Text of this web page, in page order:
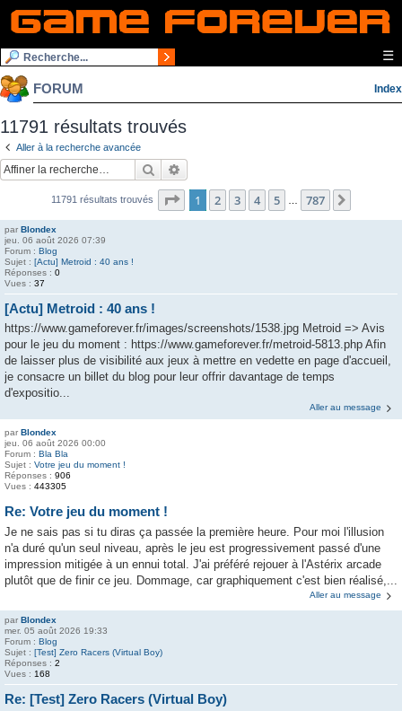
☰
FORUM Index
11791 résultats trouvés
Aller à la recherche avancée
Rechercher
11791 résultats trouvés Page 1sur787
1 2 3 4 5 787
par Blondex
jeu. 06 août 2026 07:39
Forum : Blog
Sujet : [Actu] Metroid : 40 ans !
Réponses : 0
Vues : 37
[Actu] Metroid : 40 ans !
https://www.gameforever.fr/images/screenshots/1538.jpg Metroid => Avis
pour le jeu du moment : https://www.gameforever.fr/metroid-5813.php Afin
de laisser plus de visibilité aux jeux à mettre en vedette en page d'accueil,
je consacre un billet du blog pour leur offrir davantage de temps
d'expositio...
Aller au message
par Blondex
jeu. 06 août 2026 00:00
Forum : Bla Bla
Sujet : Votre jeu du moment !
Réponses : 906
Vues : 443305
Re: Votre jeu du moment !
Je ne sais pas si tu diras ça passée la première heure. Pour moi l'illusion
n'a duré qu'un seul niveau, après le jeu est progressivement passé d'une
impression mitigée à un ennui total. J'ai préféré rejouer à l'Astérix arcade
plutôt que de finir ce jeu. Dommage, car graphiquement c'est bien réalisé,...
Aller au message
par Blondex
mer. 05 août 2026 19:33
Forum : Blog
Sujet : [Test] Zero Racers (Virtual Boy)
Réponses : 2
Vues : 168
Re: [Test] Zero Racers (Virtual Boy)